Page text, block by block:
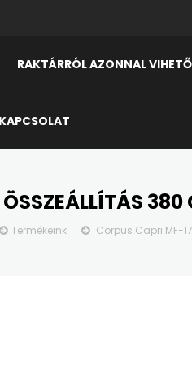
RAKTÁRRÓL AZONNAL
KAPCSOLAT
Termékeink Corpus Capri MF-